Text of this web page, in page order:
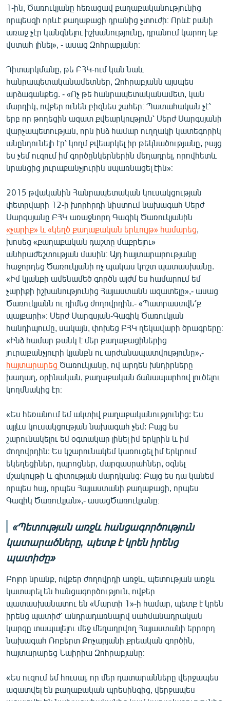
1-ին, Ծառուկյանը հեռացավ քաղաքականությունից
որպեսզի որևէ քաղաքացի դրանից չտուժի։ Որևէ բանի
առաջ չէր կանգնելու իշխանությունը, դրանում կարող եք
վստահ լինել», - ասաց Զոհրաբյանը։
Դիտարկմանը, թե ԲՀԿ-ում կան նաև
հանրապետականամետներ, Զոհրաբյանն այսպես
արձագանքեց. - «Ոչ թե հանրապետականամետ, կան
մարդիկ, ովքեր ունեն բիզնես շահեր։ Պատահական չէ՝
երբ որ թողեցին ազատ քվեարկություն՝ Սերժ Սարգսյանի
վարչապետության, որն ինձ համար ուղղակի կատեգորիկ
անընդունելի էր՝ կողմ քվեարկել իր թեկնածությանը, բայց
ես չեմ ուզում իմ գործընկերներին մեղադրել, որովհետև
նրանցից յուրաքանչյուրին սպառնացել էին»։
2015 թվականին Հանրապետական կուսակցության
փետրվարի 12-ի խորհրդի նիստում նախագահ Սերժ
Սարգսյանը ԲՀԿ առաջնորդ Գագիկ Ծառուկյանին
«չարիք» և «կեղծ քաղաքական երևույթ» համարեց
խոսեց «քաղաքական դաշտը մաքրելու»
անհրաժեշտության մասին։ Այդ հայտարարությանը
հաջորդեց Ծառուկյանի ոչ պակաս կոշտ պատասխանը.
«Իմ կյանքի ամենամեծ գործն այժմ ես համարում եմ
չարիքի իշխանությունից Հայաստանն ազատելը»,- ասաց
Ծառուկյանն ու դիմեց ժողովրդին.- «Պատրաստվե՛ք
պայքարի»։ Սերժ Սարգսյան-Գագիկ Ծառուկյան
հանդիպումը, սակայն, փոխեց ԲՀԿ ղեկավարի ծրագրերը։
«Ինձ համար թանկ է մեր քաղաքացիներից
յուրաքանչյուրի կյանքն ու արժանապատվությունը»,-
հայտարարեց Ծառուկյանը, ով արդեն խնդիրները
խաղաղ, օրինական, քաղաքական ճանապարհով լուծելու
կողմնակից էր։
«Ես հեռանում եմ ակտիվ քաղաքականությունից: Ես
այլևս կուսակցության նախագահ չեմ: Բայց ես
շարունակելու եմ օգտակար լինել իմ երկրին և իմ
ժողովրդին: Ես կշարունակեմ կառուցել իմ երկրում
եկեղեցիներ, դպրոցներ, մարզասրահներ, օգնել
մշակույթի և գիտության մարդկանց: Բայց ես դա կանեմ
որպես հայ, որպես Հայաստանի քաղաքացի, որպես
Գագիկ Ծառուկյան»,- ասացԾառուկյանը։
«Պետության առջև հանցագործություն
կատարածները, պետք է կրեն իրենց
պատիժը»
Բոլոր նրանք, ովքեր ժողովրդի առջև, պետության առջև
կատարել են հանցագործություն, ովքեր
պատասխանատու են «Մարտի 1»-ի համար, պետք է կրեն
իրենց պատիժ՝ անդրադառնալով սահմանադրական
կարգը տապալելու մեջ մեղադրվող Հայաստանի երրորդ
նախագահ Ռոբերտ Քոչարյանի քրեական գործին,
հայտարարեց Նաիրիա Զոհրաբյանը։
«Ես ուզում եմ հուսալ, որ մեր դատարանները վերջապես
ազատվել են քաղաքական պրեսինգից, վերջապես